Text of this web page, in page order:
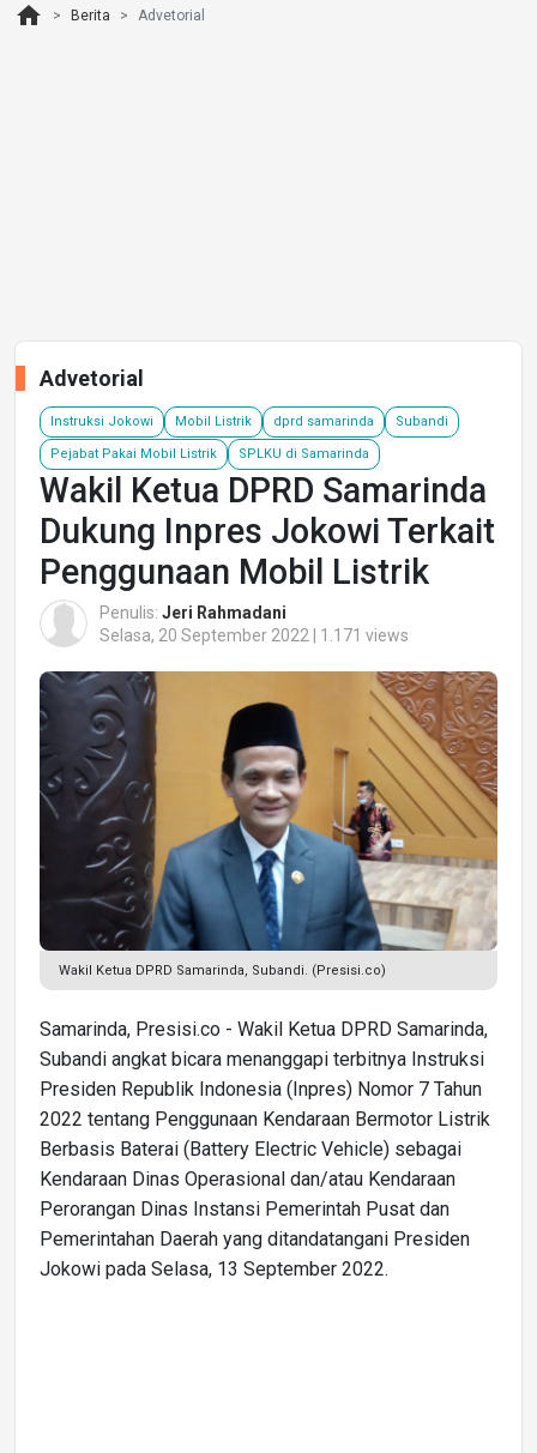
home Berita Advetorial
Advetorial
Instruksi Jokowi Mobil Listrik dprd samarinda Subandi
Pejabat Pakai Mobil Listrik SPLKU di Samarinda
Wakil Ketua DPRD Samarinda
Dukung Inpres Jokowi Terkait
Penggunaan Mobil Listrik
Penulis: Jeri Rahmadani
Selasa, 20 September 2022 | 1.171 views
Wakil Ketua DPRD Samarinda, Subandi. (Presisi.co)
Samarinda, Presisi.co - Wakil Ketua DPRD Samarinda,
Subandi angkat bicara menanggapi terbitnya Instruksi
Presiden Republik Indonesia (Inpres) Nomor 7 Tahun
2022 tentang Penggunaan Kendaraan Bermotor Listrik
Berbasis Baterai (Battery Electric Vehicle) sebagai
Kendaraan Dinas Operasional dan/atau Kendaraan
Perorangan Dinas Instansi Pemerintah Pusat dan
Pemerintahan Daerah yang ditandatangani Presiden
Jokowi pada Selasa, 13 September 2022.